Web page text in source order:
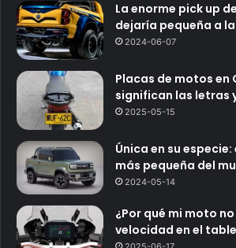
La enorme pick up
dejaría pequeña a
2024-06-07
Placas de motos en
significan las letras
2025-05-15
Única en su
más pequeña del
2024-05-14
¿Por qué mi moto
velocidad en el